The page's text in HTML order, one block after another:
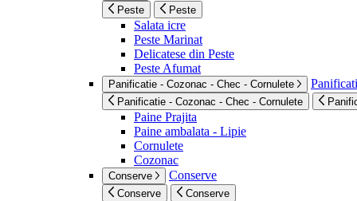
Peste Peste
Salata icre
Peste Marinat
Delicatese din Peste
Peste Afumat
Panificatie - Cozonac - Chec - Cornulete
Panificatie - Cozonac - Chec - Cornulete
Paine Prajita
Paine ambalata - Lipie
Cornulete
Cozonac
Conserve Conserve
Conserve Conserve